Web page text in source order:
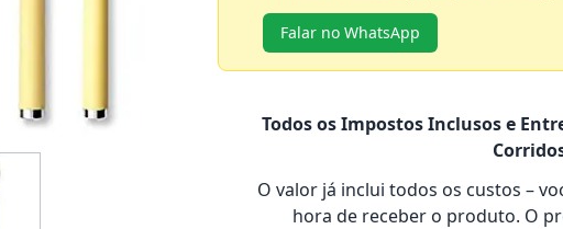
Falar no WhatsApp
Todos os Impostos Inclusos e
O valor já inclui todos os custos –
hora de receber o produto. O